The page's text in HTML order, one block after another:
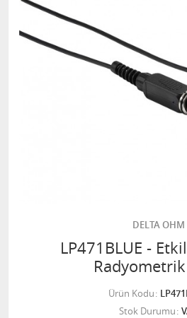
DELTA OHM
LP471BLUE -
Ürün Kodu
Stok Durumu